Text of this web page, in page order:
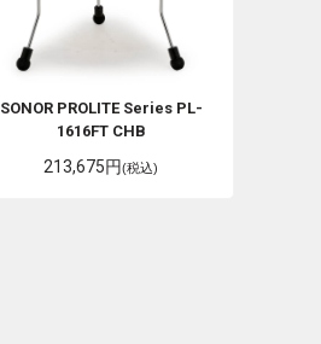
SONOR PROLITE Series PL-
1616FT CHB
213,675円(税込)